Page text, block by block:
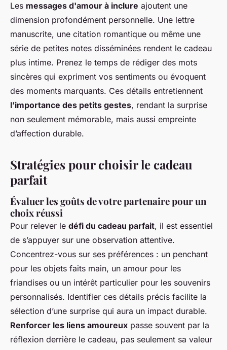
Les messages d'amour à inclure ajoutent une
dimension profondément personnelle. Une lettre
manuscrite, une citation romantique ou même une
série de petites notes disséminées rendent le cadeau
plus intime. Prenez le temps de rédiger des mots
sincères qui expriment vos sentiments ou évoquent
des moments marquants. Ces détails entretiennent
l’importance des petits gestes, rendant la surprise
non seulement mémorable, mais aussi empreinte
d’affection durable.
Stratégies pour choisir le cadeau
parfait
Évaluer les goûts de votre partenaire pour un
choix réussi
Pour relever le défi du cadeau parfait, il est essentiel
de s’appuyer sur une observation attentive.
Concentrez-vous sur ses préférences : un penchant
pour les objets faits main, un amour pour les
friandises ou un intérêt particulier pour les souvenirs
personnalisés. Identifier ces détails précis facilite la
sélection d’une surprise qui aura un impact durable.
Renforcer les liens amoureux passe souvent par la
réflexion derrière le cadeau, pas seulement sa valeur